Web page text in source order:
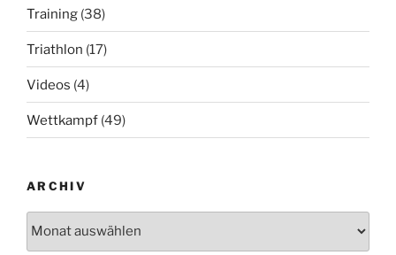
Training (38)
Triathlon (17)
Videos (4)
Wettkampf (49)
ARCHIV